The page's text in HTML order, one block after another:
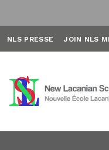
NLS PRESSE JOIN NLS